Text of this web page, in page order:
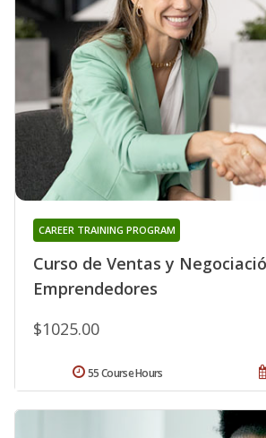
Curso de Ventas y
Emprendedores
CAREER TRAINING PROGRAM
$1025.00
55 Course Hours